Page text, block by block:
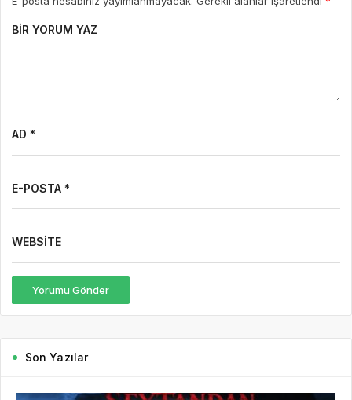
BIR YORUM YAZ
AD *
E-POSTA *
WEBSITE
Yorumu Gönder
Son Yazılar